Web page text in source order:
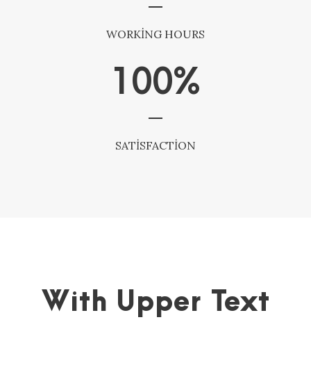
WORKING HOURS
100%
SATISFACTION
With Upper Text